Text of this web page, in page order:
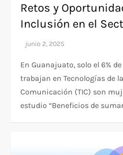
Retos y
Inclusión en el
En Guanajuato, solo el 6%
trabajan en Tecnologías de
Comunicación (TIC) son
estudio “Beneficios de